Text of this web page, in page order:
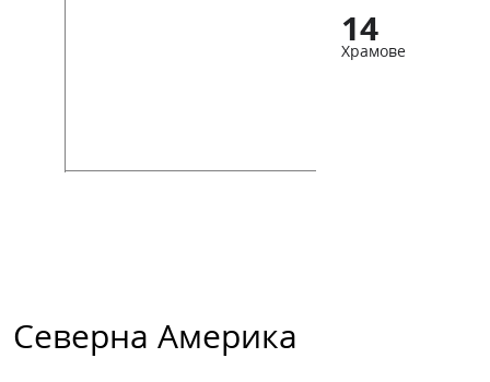
14
Храмове
Северна Америка